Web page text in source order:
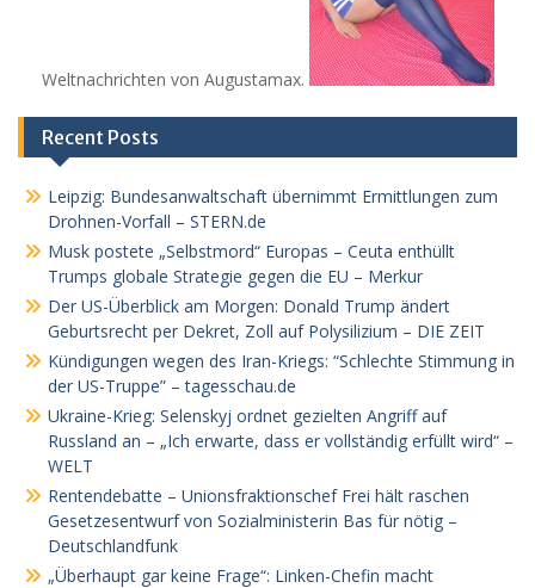
Weltnachrichten von Augustamax.
Recent Posts
Leipzig: Bundesanwaltschaft übernimmt Ermittlungen zum
Drohnen-Vorfall – STERN.de
Musk postete „Selbstmord“ Europas – Ceuta enthüllt
Trumps globale Strategie gegen die EU – Merkur
Der US-Überblick am Morgen: Donald Trump ändert
Geburtsrecht per Dekret, Zoll auf Polysilizium – DIE ZEIT
Kündigungen wegen des Iran-Kriegs: “Schlechte Stimmung in
der US-Truppe” – tagesschau.de
Ukraine-Krieg: Selenskyj ordnet gezielten Angriff auf
Russland an – „Ich erwarte, dass er vollständig erfüllt wird“ –
WELT
Rentendebatte – Unionsfraktionschef Frei hält raschen
Gesetzesentwurf von Sozialministerin Bas für nötig –
Deutschlandfunk
„Überhaupt gar keine Frage“: Linken-Chefin macht